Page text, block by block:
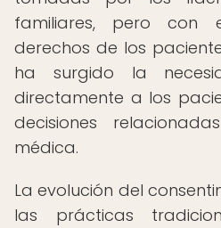
familiares, pero
derechos de los
ha surgido la
directamente a los
decisiones
médica.
La evolución del
las prácticas